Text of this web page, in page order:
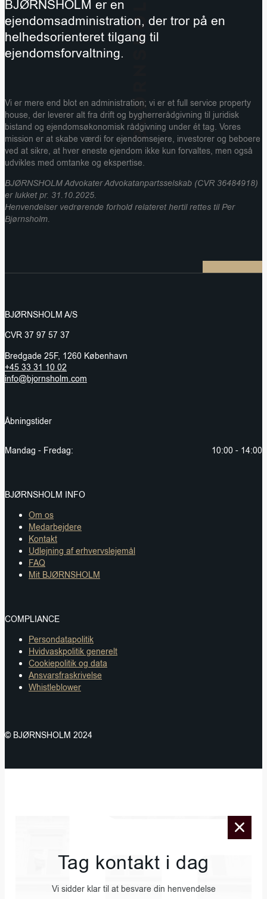
BJØRNSHOLM er en
ejendomsadministration, der tror på en
helhedsorienteret tilgang til
ejendomsforvaltning.
Vi er mere end blot en administration; vi er et full service property
house, der leverer alt fra drift og bygherrerådgivning til juridisk
bistand og ejendomsøkonomisk rådgivning under ét tag. Vores
mission er at skabe værdi for ejendomsejere, investorer og beboere
ved at sikre, at hver eneste ejendom ikke kun forvaltes, men også
udvikles med omtanke og ekspertise.
BJØRNSHOLM Advokater Advokatanpartsselskab (CVR 36484918)
er lukket pr. 31.10.2025.
Henvendelser vedrørende forhold relateret hertil rettes til Per
Bjørnsholm.
BJØRNSHOLM A/S
CVR 37 97 57 37
Bredgade 25F, 1260 København
+45 33 31 10 02
info@bjornsholm.com
Åbningstider
Mandag - Fredag: 10:00 - 14:00
BJØRNSHOLM INFO
Om os
Medarbejdere
Kontakt
Udlejning af erhvervslejemål
FAQ
Mit BJØRNSHOLM
COMPLIANCE
Persondatapolitik
Hvidvaskpolitik generelt
Cookiepolitik og data
Ansvarsfraskrivelse
Whistleblower
© BJØRNSHOLM 2024
Tag kontakt i dag
Vi sidder klar til at besvare din henvendelse